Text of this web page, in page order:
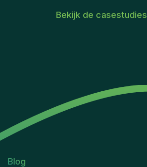
Bekijk de casestudies
Blog